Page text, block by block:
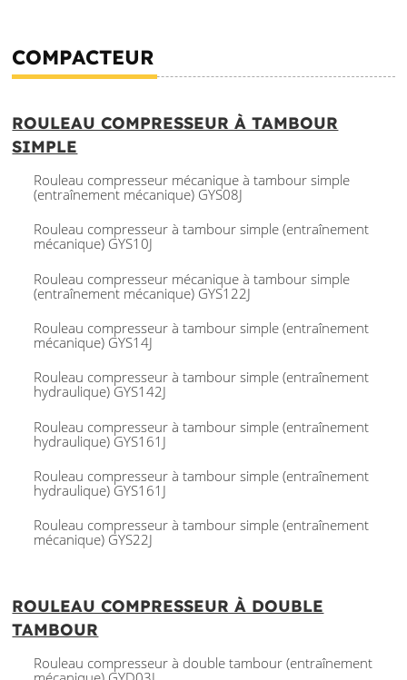
COMPACTEUR
ROULEAU COMPRESSEUR À TAMBOUR
SIMPLE
Rouleau compresseur mécanique à tambour simple
(entraînement mécanique) GYS08J
Rouleau compresseur à tambour simple (entraînement
mécanique) GYS10J
Rouleau compresseur mécanique à tambour simple
(entraînement mécanique) GYS122J
Rouleau compresseur à tambour simple (entraînement
mécanique) GYS14J
Rouleau compresseur à tambour simple (entraînement
hydraulique) GYS142J
Rouleau compresseur à tambour simple (entraînement
hydraulique) GYS161J
Rouleau compresseur à tambour simple (entraînement
hydraulique) GYS161J
Rouleau compresseur à tambour simple (entraînement
mécanique) GYS22J
ROULEAU COMPRESSEUR À DOUBLE
TAMBOUR
Rouleau compresseur à double tambour (entraînement